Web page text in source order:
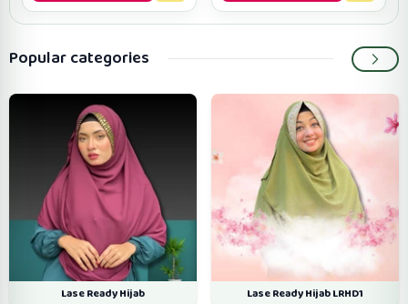
Popular categories
Lase Ready Hijab Lase Ready Hijab LRHD1